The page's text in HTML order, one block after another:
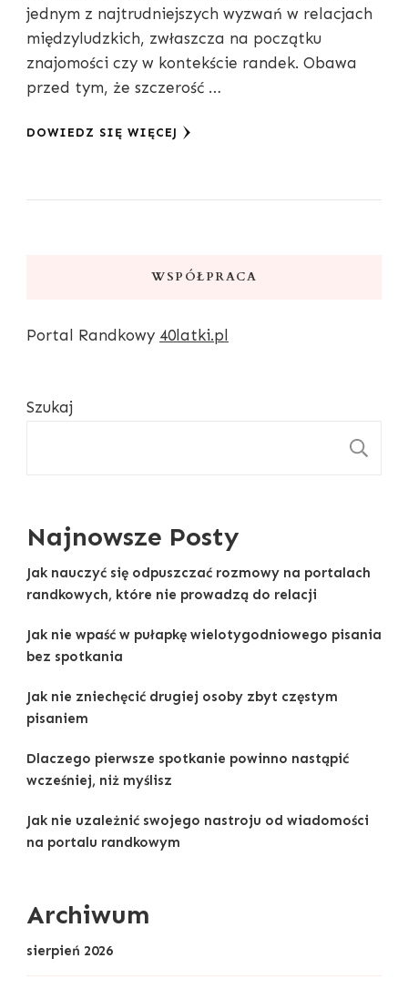
jednym z najtrudniejszych wyzwań w relacjach
międzyludzkich, zwłaszcza na początku
znajomości czy w kontekście randek. Obawa
przed tym, że szczerość …
DOWIEDZ SIĘ WIĘCEJ
WSPÓŁPRACA
Portal Randkowy 40latki.pl
Szukaj
Najnowsze Posty
Jak nauczyć się odpuszczać rozmowy na portalach
randkowych, które nie prowadzą do relacji
Jak nie wpaść w pułapkę wielotygodniowego pisania
bez spotkania
Jak nie zniechęcić drugiej osoby zbyt częstym
pisaniem
Dlaczego pierwsze spotkanie powinno nastąpić
wcześniej, niż myślisz
Jak nie uzależnić swojego nastroju od wiadomości
na portalu randkowym
Archiwum
sierpień 2026